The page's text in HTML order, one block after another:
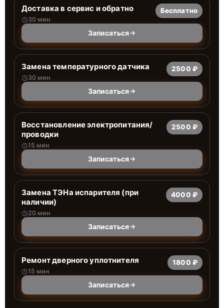
Доставка в сервис и обратно
30 мин
Бесплатно
Записаться
Замена температурного датчика
30 мин
2500 ₽
Записаться
Восстановление электропитания/
проводки
15 мин
2500 ₽
Записаться
Замена ТЭНа испарителя (при
наличии)
20 мин
4000 ₽
Записаться
Ремонт дверного уплотнителя
15 мин
1800 ₽
Записаться